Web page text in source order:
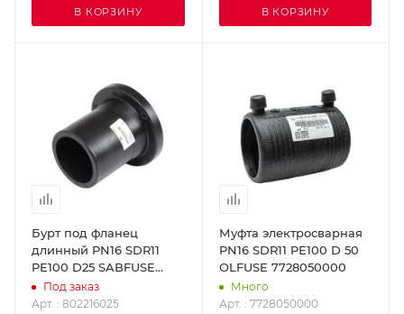
В КОРЗИНУ В КОРЗИНУ
Бурт под фланец
длинный PN16 SDR11
PE100 D25 SABFUSE
802216025
Под заказ
Арт. : 802216025
Муфта электросварная
PN16 SDR11 PE100 D 50
OLFUSE 7728050000
Много
Арт. : 7728050000